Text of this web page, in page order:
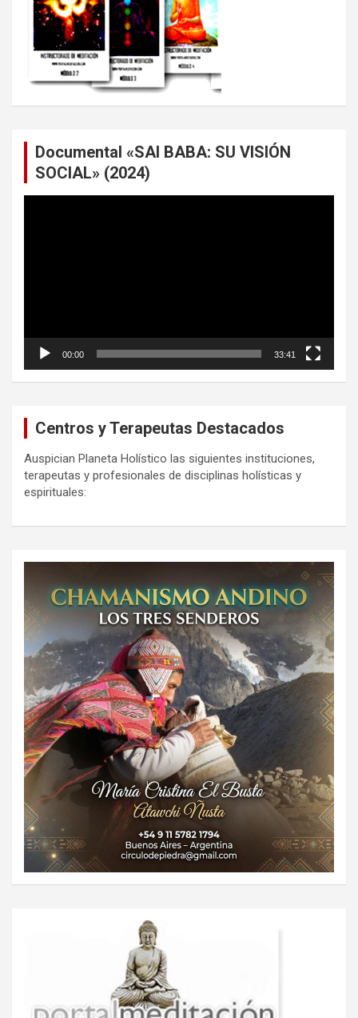
Documental «SAI BABA: SU VISIÓN
SOCIAL» (2024)
00:00 33:41
Centros y Terapeutas Destacados
Auspician Planeta Holístico las siguientes instituciones,
terapeutas y profesionales de disciplinas holísticas y
espirituales: